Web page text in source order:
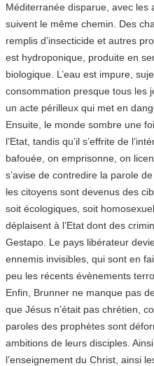
Méditerranée disparue, avec les
suivent le même chemin. Des
remplis d’insecticide et autres
est hydroponique, produite en
biologique. L’eau est impure,
consommation presque tous les
un acte périlleux qui met en
Ensuite, le monde sombre une
l’Etat, tandis qu’il s’effrite de
bafouée, on emprisonne, on
s’avise de contredire la parole
les citoyens sont devenus des
soit écologiques, soit
déplaisent à l’Etat dont des
Gestapo. Le pays libérateur
ennemis invisibles, qui sont en
peu les récents évènements
Enfin, Brunner ne manque pas
que Jésus n’était pas chrétien,
paroles des prophètes sont
ambitions de leurs disciples.
l’enseignement du Christ, ainsi